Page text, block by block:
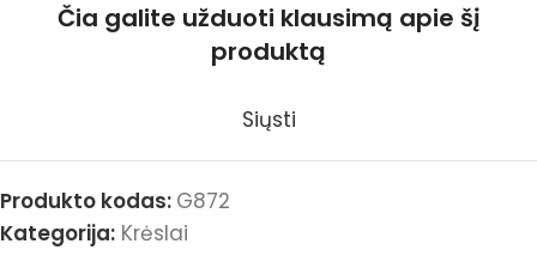
Čia galite užduoti klausimą apie šį
produktą
Siųsti
Produkto kodas: G872
Kategorija: Krėslai